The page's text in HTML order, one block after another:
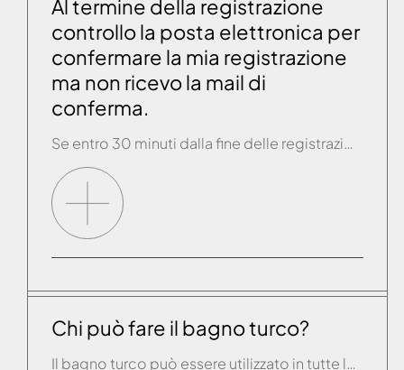
Al termine della registrazione
controllo la posta elettronica per
confermare la mia registrazione
ma non ricevo la mail di
conferma.
Se entro 30 minuti dalla fine delle registrazione guidata della app non si è ancora ricevuta la mail di conferma, è necessario contattare il servizio assistenza.
Chi può fare il bagno turco?
Il bagno turco può essere utilizzato in tutte le età e non esistono controindicazioni generali per l’utilizzo. Chi dovesse soffrire di patologie particolari può comunque rivolgersi al proprio medico di fiducia per un consiglio in tal senso, in generale chi è idoneo ad una attività fisica normale è grado di fare la sauna godendone molteplici […]